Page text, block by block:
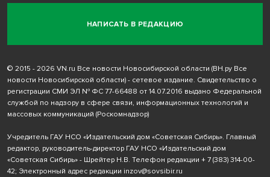
НАПИСАТЬ В РЕДАКЦИЮ
© 2015 - 2026 VN.ru Все новости Новосибирской области (ВН.ру Все
новости Новосибирской области) - сетевое издание. Свидетельство о
регистрации СМИ ЭЛ № ФС 77-66488 от 14.07.2016 выдано Федеральной
службой по надзору в сфере связи, информационных технологий и
массовых коммуникаций (Роскомнадзор)
Учредитель ГАУ НСО «Издательский дом «Советская Сибирь». Главный
редактор, руководитель-директор ГАУ НСО «Издательский дом
«Советская Сибирь» - Шрейтер Н.В. Телефон редакции + 7 (383) 314-00-
42; Электронный адрес редакции inzov@sovsibir.ru